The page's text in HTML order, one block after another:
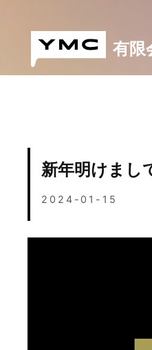
content
有限
新年明けまし
2024-01-15